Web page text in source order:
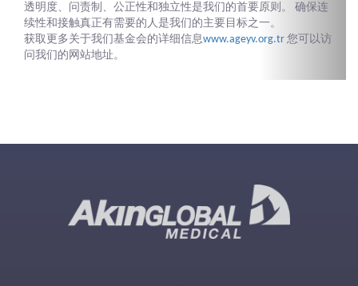
透明度、问责制、公正性和独立性是我们的首要原则。 确保连
续性和接触真正有需要的人是我们的主要目标之一。
获取更多关于我们基金会的详细信息www.ageyv.org.tr 您可以访
问我们的网站地址。